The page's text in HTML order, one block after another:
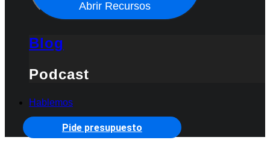
Abrir Recursos
Blog
Podcast
Hablemos
Pide presupuesto